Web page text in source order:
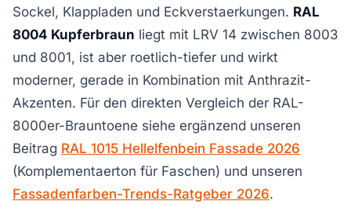
Sockel, Klappladen und Eckverstaerkungen. RAL
8004 Kupferbraun liegt mit LRV 14 zwischen 8003
und 8001, ist aber roetlich-tiefer und wirkt
moderner, gerade in Kombination mit Anthrazit-
Akzenten. Für den direkten Vergleich der RAL-
8000er-Brauntoene siehe ergänzend unseren
Beitrag RAL 1015 Hellelfenbein Fassade 2026
(Komplementaerton für Faschen) und unseren
Fassadenfarben-Trends-Ratgeber 2026.